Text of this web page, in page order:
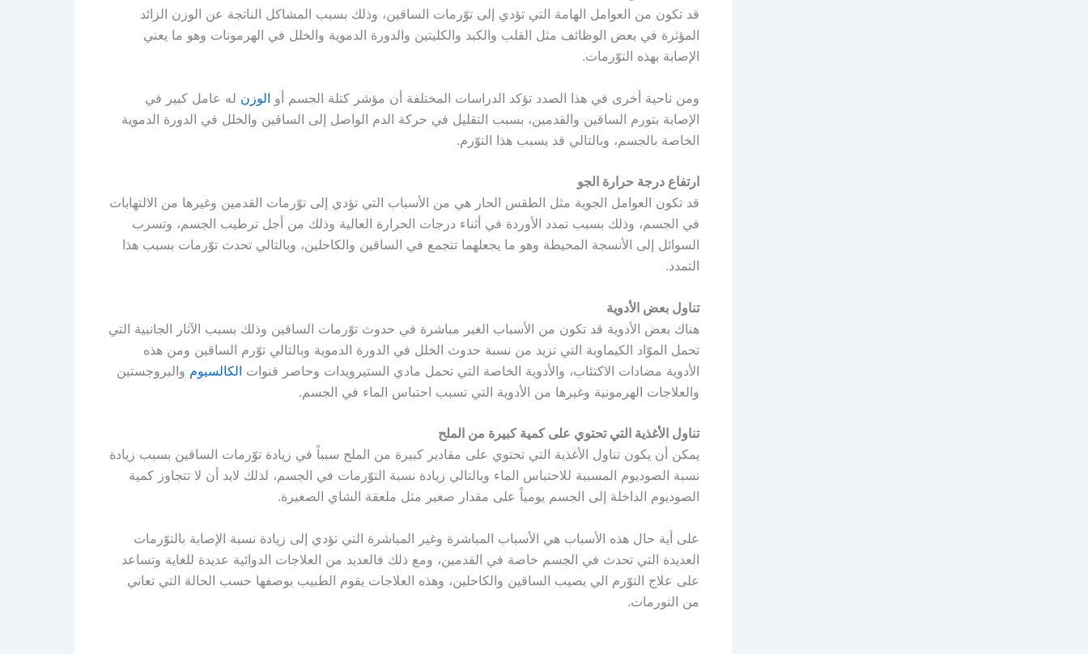
قد تكون من العوامل الهامة التي تؤدي إلى توّرمات الساقين، وذلك بسبب المشاكل الناتجة عن الوزن الزائد
المؤثرة في بعض الوظائف مثل القلب والكبد والكليتين والدورة الدموية والخلل في الهرمونات وهو ما يعني
الإصابة بهذه التوّرمات.
ومن ناحية أخرى في هذا الصدد تؤكد الدراسات المختلفة أن مؤشر كتلة الجسم أو الوزن له عامل كبير في
الإصابة بتورم الساقين والقدمين، بسبب التقليل في حركة الدم الواصل إلى الساقين والخلل في الدورة الدموية
الخاصة بالجسم، وبالتالي قد يسبب هذا التوّرم.
ارتفاع درجة حرارة الجو
قد تكون العوامل الجوية مثل الطقس الحار هي من الأسباب التي تؤدي إلى توّرمات القدمين وغيرها من الالتهابات
في الجسم، وذلك بسبب تمدد الأوردة في أثناء درجات الحرارة العالية وذلك من أجل ترطيب الجسم، وتسرب
السوائل إلى الأنسجة المحيطة وهو ما يجعلهما تتجمع في الساقين والكاحلين، وبالتالي تحدث توّرمات بسبب هذا
التمدد.
تناول بعض الأدوية
هناك بعض الأدوية قد تكون من الأسباب الغير مباشرة في حدوث توّرمات الساقين وذلك بسبب الآثار الجانبية التي
تحمل الموّاد الكيماوية التي تزيد من نسبة حدوث الخلل في الدورة الدموية وبالتالي توّرم الساقين ومن هذه
الأدوية مضادات الاكتئاب، والأدوية الخاصة التي تحمل مادي الستيرويدات وحاصر قنوات الكالسيوم والبروجستين
والعلاجات الهرمونية وغيرها من الأدوية التي تسبب احتباس الماء في الجسم.
تناول الأغذية التي تحتوي على كمية كبيرة من الملح
يمكن أن يكون تناول الأغذية التي تحتوي على مقادير كبيرة من الملح سبباً في زيادة توّرمات الساقين بسبب زيادة
نسبة الصوديوم المسببة للاحتباس الماء وبالتالي زيادة نسبة التوّرمات في الجسم، لذلك لابد أن لا تتجاوز كمية
الصوديوم الداخلة إلى الجسم يومياً على مقدار صغير مثل ملعقة الشاي الصغيرة.
على أية حال هذه الأسباب هي الأسباب المباشرة وغير المباشرة التي تؤدي إلى زيادة نسبة الإصابة بالتوّرمات
العديدة التي تحدث في الجسم خاصة في القدمين، ومع ذلك فالعديد من العلاجات الدوائية عديدة للغاية وتساعد
على علاج التوّرم الي يصيب الساقين والكاحلين، وهذه العلاجات يقوم الطبيب بوصفها حسب الحالة التي تعاني
من التورمات.